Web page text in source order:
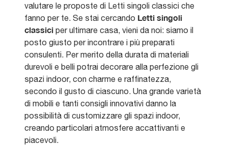
valutare le proposte di Letti singoli classici che
fanno per te. Se stai cercando Letti singoli
classici per ultimare casa, vieni da noi: siamo il
posto giusto per incontrare i più preparati
consulenti. Per merito della durata di materiali
durevoli e belli potrai decorare alla perfezione gli
spazi indoor, con charme e raffinatezza,
secondo il gusto di ciascuno. Una grande varietà
di mobili e tanti consigli innovativi danno la
possibilità di customizzare gli spazi indoor,
creando particolari atmosfere accattivanti e
piacevoli.